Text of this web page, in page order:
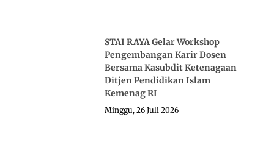
STAI RAYA Gelar Workshop
Pengembangan Karir Dosen
Bersama Kasubdit Ketenagaan
Ditjen Pendidikan Islam
Kemenag RI
Minggu, 26 Juli 2026